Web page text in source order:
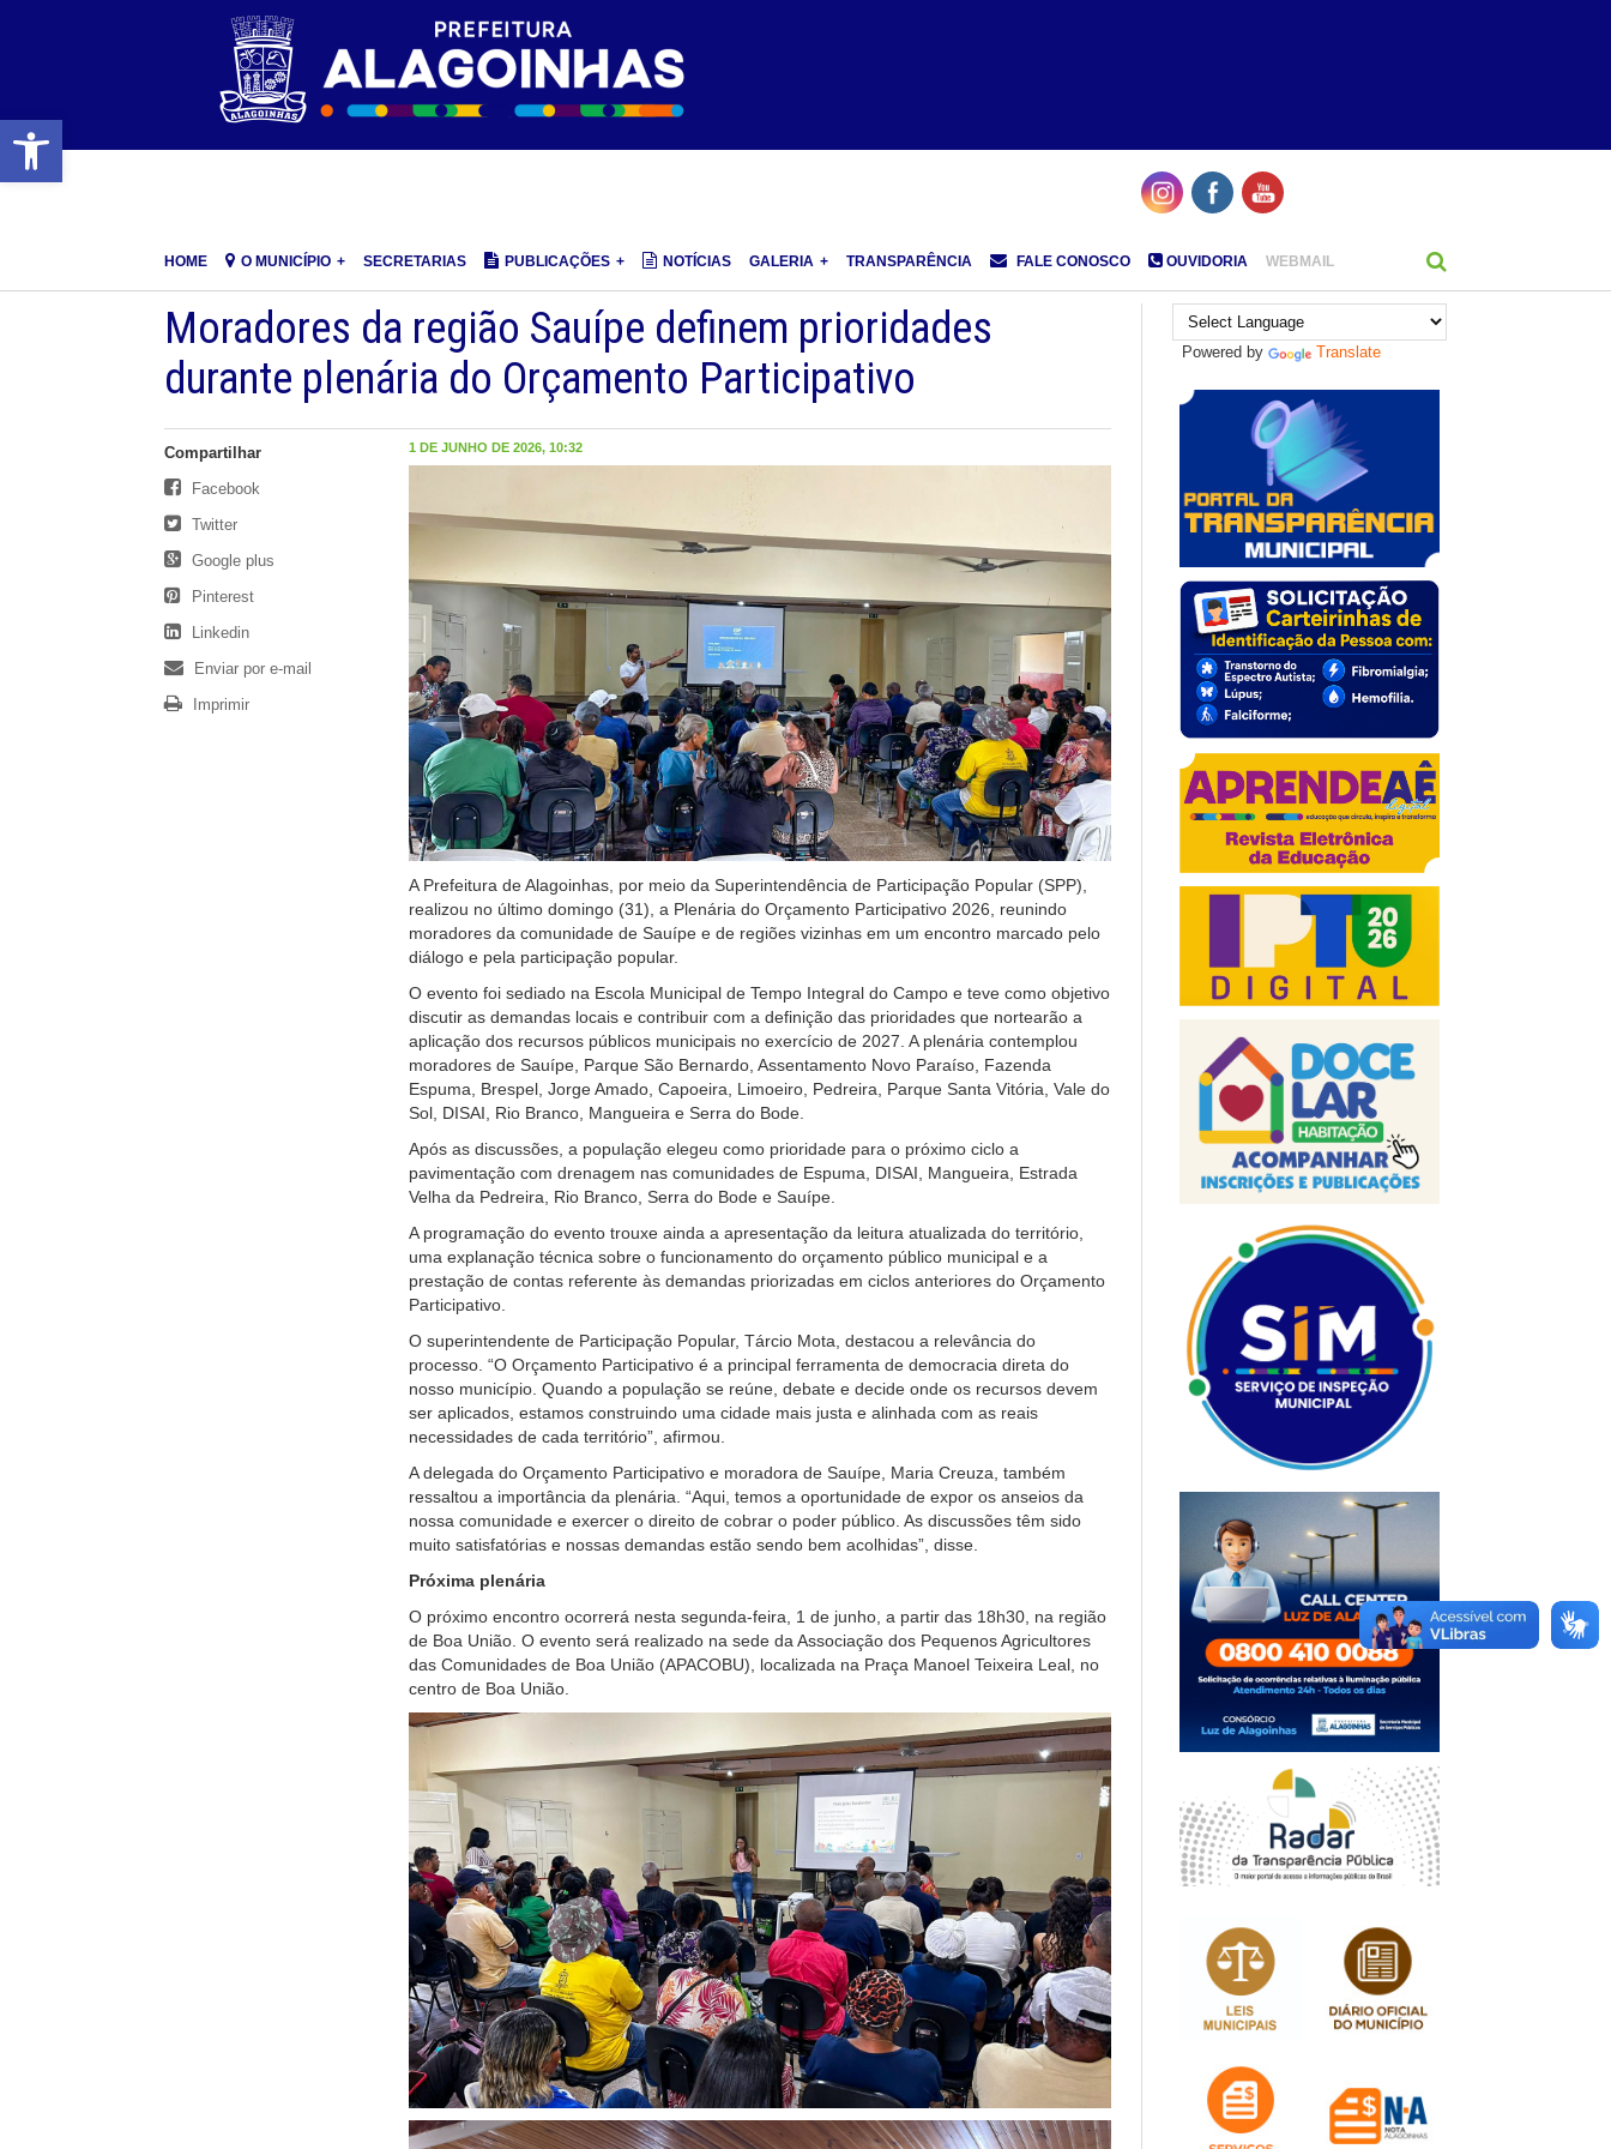
Barra de Ferramentas Aberta
HOME O MUNICÍPIO SECRETARIAS PUBLICAÇÕES NOTÍCIAS GALERIA TRANSPARÊNCIA FALE CONOSCO OUVIDORIA WEBMAIL
Moradores da região Sauípe definem prioridades
durante plenária do Orçamento Participativo
1 DE JUNHO DE 2026, 10:32
A Prefeitura de Alagoinhas, por meio da Superintendência de Participação Popular (SPP),
realizou no último domingo (31), a Plenária do Orçamento Participativo 2026, reunindo
moradores da comunidade de Sauípe e de regiões vizinhas em um encontro marcado pelo
diálogo e pela participação popular.
O evento foi sediado na Escola Municipal de Tempo Integral do Campo e teve como objetivo
discutir as demandas locais e contribuir com a definição das prioridades que nortearão a
aplicação dos recursos públicos municipais no exercício de 2027. A plenária contemplou
moradores de Sauípe, Parque São Bernardo, Assentamento Novo Paraíso, Fazenda
Espuma, Brespel, Jorge Amado, Capoeira, Limoeiro, Pedreira, Parque Santa Vitória, Vale do
Sol, DISAI, Rio Branco, Mangueira e Serra do Bode.
Após as discussões, a população elegeu como prioridade para o próximo ciclo a
pavimentação com drenagem nas comunidades de Espuma, DISAI, Mangueira, Estrada
Velha da Pedreira, Rio Branco, Serra do Bode e Sauípe.
A programação do evento trouxe ainda a apresentação da leitura atualizada do território,
uma explanação técnica sobre o funcionamento do orçamento público municipal e a
prestação de contas referente às demandas priorizadas em ciclos anteriores do Orçamento
Participativo.
O superintendente de Participação Popular, Tárcio Mota, destacou a relevância do
processo. “O Orçamento Participativo é a principal ferramenta de democracia direta do
nosso município. Quando a população se reúne, debate e decide onde os recursos devem
ser aplicados, estamos construindo uma cidade mais justa e alinhada com as reais
necessidades de cada território”, afirmou.
A delegada do Orçamento Participativo e moradora de Sauípe, Maria Creuza, também
ressaltou a importância da plenária. “Aqui, temos a oportunidade de expor os anseios da
nossa comunidade e exercer o direito de cobrar o poder público. As discussões têm sido
muito satisfatórias e nossas demandas estão sendo bem acolhidas”, disse.
Próxima plenária
O próximo encontro ocorrerá nesta segunda-feira, 1 de junho, a partir das 18h30, na região
de Boa União. O evento será realizado na sede da Associação dos Pequenos Agricultores
das Comunidades de Boa União (APACOBU), localizada na Praça Manoel Teixeira Leal, no
centro de Boa União.
Compartilhar
Facebook
Twitter
Google plus
Pinterest
Linkedin
Enviar por e-mail
Imprimir
Powered by Translate